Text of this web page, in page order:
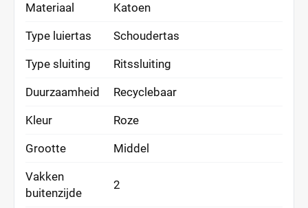
Materiaal Katoen
Type luiertas Schoudertas
Type sluiting Ritssluiting
Duurzaamheid Recyclebaar
Kleur Roze
Grootte Middel
Vakken
buitenzijde
2